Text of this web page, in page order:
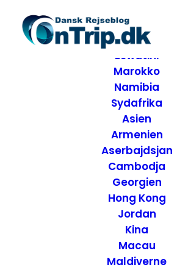
Destinationer
Afrika
Eswatini
Marokko
Namibia
Sydafrika
Asien
Armenien
Aserbajdsjan
Cambodja
Georgien
Hong Kong
Jordan
Kina
Macau
Maldiverne
Artikler og